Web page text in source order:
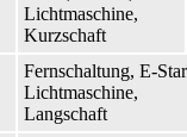
Lichtmaschine,
Kurzschaft
Fernschaltung, E-
Lichtmaschine,
Langschaft